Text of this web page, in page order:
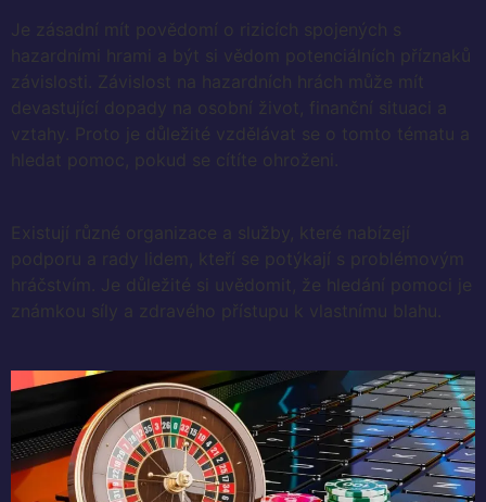
Je zásadní mít povědomí o rizicích spojených s
hazardními hrami a být si vědom potenciálních příznaků
závislosti. Závislost na hazardních hrách může mít
devastující dopady na osobní život, finanční situaci a
vztahy. Proto je důležité vzdělávat se o tomto tématu a
hledat pomoc, pokud se cítíte ohroženi.
Existují různé organizace a služby, které nabízejí
podporu a rady lidem, kteří se potýkají s problémovým
hráčstvím. Je důležité si uvědomit, že hledání pomoci je
známkou síly a zdravého přístupu k vlastnímu blahu.